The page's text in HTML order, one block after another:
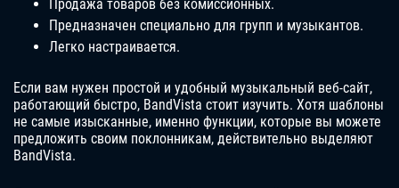
Продажа товаров без комиссионных.
Предназначен специально для групп и музыкантов.
Легко настраивается.
Если вам нужен простой и удобный музыкальный веб-сайт,
работающий быстро, BandVista стоит изучить. Хотя шаблоны
не самые изысканные, именно функции, которые вы можете
предложить своим поклонникам, действительно выделяют
BandVista.